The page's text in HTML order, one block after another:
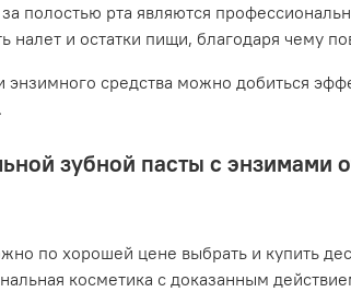
полостью рта являются
налет и остатки пищи, благодаря чему
средства можно добиться
зубной пасты с энзимами
по хорошей цене выбрать и купить
косметика с доказанным